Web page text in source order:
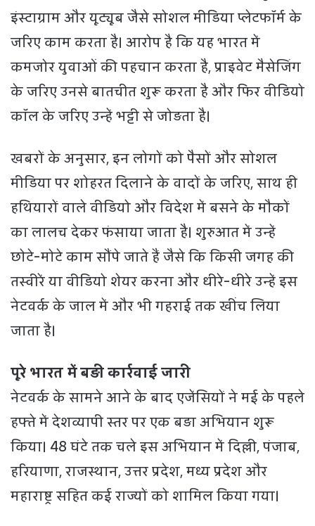
इंस्टाग्राम और यूट्यूब जैसे सोशल मीडिया प्लेटफॉर्म के
जरिए काम करता है। आरोप है कि यह भारत में
कमजोर युवाओं की पहचान करता है, प्राइवेट मैसेजिंग
के जरिए उनसे बातचीत शुरू करता है और फिर वीडियो
कॉल के जरिए उन्हें भट्टी से जोड़ता है।
खबरों के अनुसार, इन लोगों को पैसों और सोशल
मीडिया पर शोहरत दिलाने के वादों के जरिए, साथ ही
हथियारों वाले वीडियो और विदेश में बसने के मौकों
का लालच देकर फंसाया जाता है। शुरुआत में उन्हें
छोटे-मोटे काम सौंपे जाते हैं जैसे कि किसी जगह की
तस्वीरें या वीडियो शेयर करना और धीरे-धीरे उन्हें इस
नेटवर्क के जाल में और भी गहराई तक खींच लिया
जाता है।
पूरे भारत में बड़ी कार्रवाई जारी
नेटवर्क के सामने आने के बाद एजेंसियों ने मई के पहले
हफ्ते में देशव्यापी स्तर पर एक बड़ा अभियान शुरू
किया। 48 घंटे तक चले इस अभियान में दिल्ली, पंजाब,
हरियाणा, राजस्थान, उत्तर प्रदेश, मध्य प्रदेश और
महाराष्ट्र सहित कई राज्यों को शामिल किया गया।